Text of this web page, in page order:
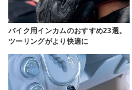
バイク用インカムのおすすめ23選。
ツーリングがより快適に